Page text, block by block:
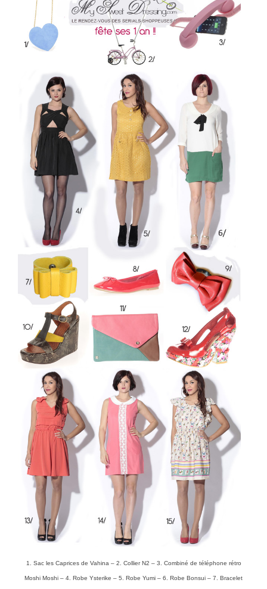
1. Sac les Caprices de Vahina – 2. Collier N2 – 3. Combiné de téléphone rétro
Moshi Moshi – 4. Robe Ysterike – 5. Robe Yumi – 6. Robe Bonsui – 7. Bracelet